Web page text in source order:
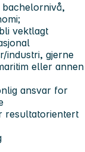
vektlagt
industri, gjerne
eller annen
ansvar for
resultatorientert